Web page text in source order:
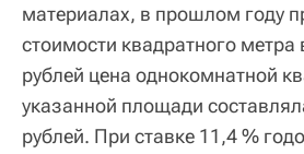
материалах, в прошлом году
стоимости квадратного метра
рублей цена однокомнатной
указанной площади
рублей. При ставке 11,4 %